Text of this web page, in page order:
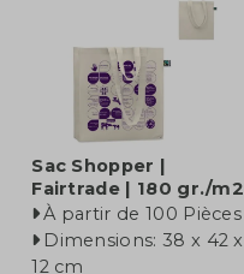
Sac Shopper |
Fairtrade | 180 gr./m2
À partir de 100 Pièces
Dimensions: 38 x 42 x
12 cm